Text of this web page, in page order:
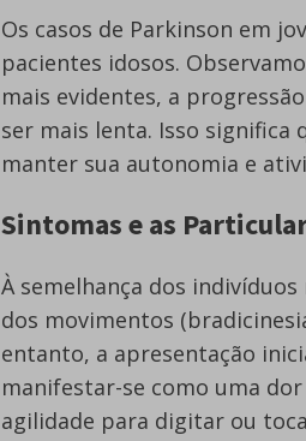
Os casos de Parkinson em
pacientes idosos.
mais evidentes, a
ser mais lenta. Isso significa
manter sua autonomia e
Sintomas e as
À semelhança dos
dos movimentos
entanto, a apresentação
manifestar-se como uma
agilidade para digitar ou